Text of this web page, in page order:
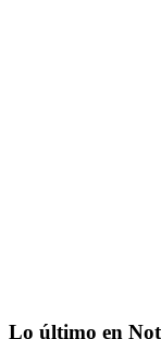
Lo último en